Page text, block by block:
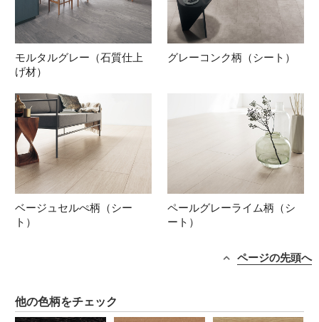
モルタルグレー（石質仕上
げ材）
グレーコンク柄（シート）
ベージュセルぺ柄（シー
ト）
ペールグレーライム柄（シ
ート）
ページの先頭へ
他の色柄をチェック